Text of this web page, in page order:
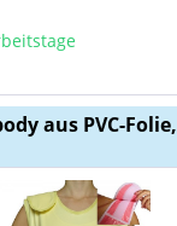
aus PVC-Folie,